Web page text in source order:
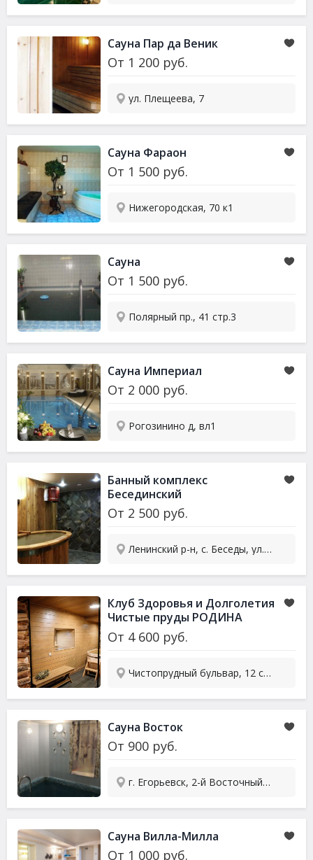
Сауна Пар да Веник
От 1 200 руб.
ул. Плещеева, 7
Сауна Фараон
От 1 500 руб.
Нижегородская, 70 к1
Сауна
От 1 500 руб.
Полярный пр., 41 стр.3
Сауна Империал
От 2 000 руб.
Рогозинино д, вл1
Банный комплекс
Бесединский
От 2 500 руб.
Ленинский р-н, с. Беседы, ул. Народная, 13
Клуб Здоровья и Долголетия
Чистые пруды РОДИНА
(Rodina)
От 4 600 руб.
Чистопрудный бульвар, 12 ст1
Сауна Восток
От 900 руб.
г. Егорьевск, 2-й Восточный пер., 61
Сауна Вилла-Милла
От 1 000 руб.